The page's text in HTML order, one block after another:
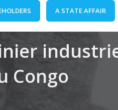
A STATE AFFAIR
Congo